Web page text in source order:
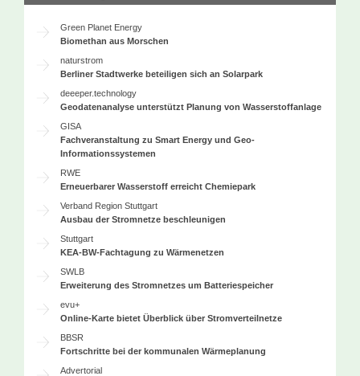
Green Planet Energy
Biomethan aus Morschen
naturstrom
Berliner Stadtwerke beteiligen sich an Solarpark
deeeper.technology
Geodatenanalyse unterstützt Planung von Wasserstoffanlage
GISA
Fachveranstaltung zu Smart Energy und Geo-
Informationssystemen
RWE
Erneuerbarer Wasserstoff erreicht Chemiepark
Verband Region Stuttgart
Ausbau der Stromnetze beschleunigen
Stuttgart
KEA-BW-Fachtagung zu Wärmenetzen
SWLB
Erweiterung des Stromnetzes um Batteriespeicher
evu+
Online-Karte bietet Überblick über Stromverteilnetze
BBSR
Fortschritte bei der kommunalen Wärmeplanung
Advertorial